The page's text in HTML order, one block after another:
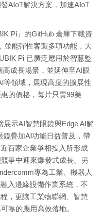
AIoT解決方案，加速AIoT
Pi」的GitHub 倉庫下載資
並能彈性客製多項功能，大
Pi 已廣泛應用於智慧監
成長場景，並延伸至AI眼
等領域，展現高度的擴展性
的價格，每片只賣99美
示AI智慧眼鏡與Edge AI解
鏡疊加AI功能日益普及，帶
百家企業爭相投入所形成
爭中迎來爆發式成長。另
專為工業、機器人
入邊緣設備作業系統，不
，更讓工業物聯網、智慧
靠的應用高效落地。